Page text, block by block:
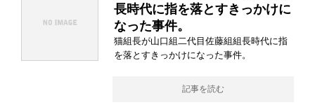
長時代に指を落とすきっかけに
なった事件。
猫組長が山口組二代目佐藤組組長時代に指
を落とすきっかけになった事件。
記事を読む